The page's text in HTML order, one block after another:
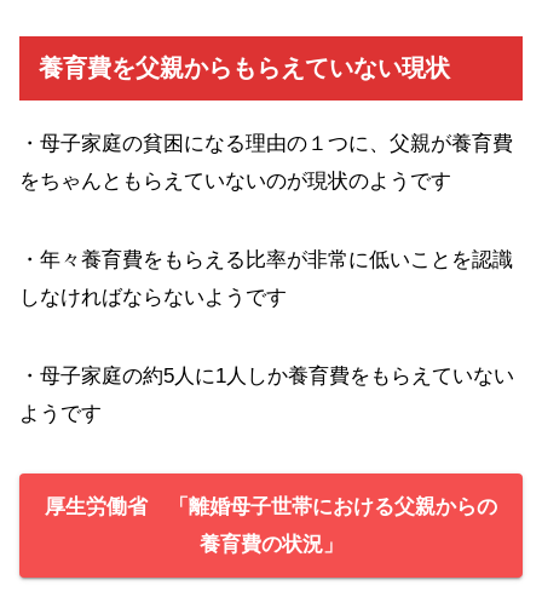
養育費を父親からもらえていない現状
・母子家庭の貧困になる理由の１つに、父親が養育費
をちゃんともらえていないのが現状のようです
・年々養育費をもらえる比率が非常に低いことを認識
しなければならないようです
・母子家庭の約5人に1人しか養育費をもらえていない
ようです
厚生労働省 「離婚母子世帯における父親からの
養育費の状況」